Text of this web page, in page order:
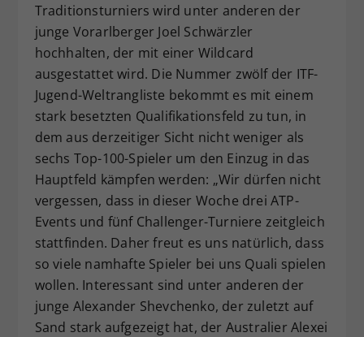
Traditionsturniers wird unter anderen der
junge Vorarlberger Joel Schwärzler
hochhalten, der mit einer Wildcard
ausgestattet wird. Die Nummer zwölf der ITF-
Jugend-Weltrangliste bekommt es mit einem
stark besetzten Qualifikationsfeld zu tun, in
dem aus derzeitiger Sicht nicht weniger als
sechs Top-100-Spieler um den Einzug in das
Hauptfeld kämpfen werden: „Wir dürfen nicht
vergessen, dass in dieser Woche drei ATP-
Events und fünf Challenger-Turniere zeitgleich
stattfinden. Daher freut es uns natürlich, dass
so viele namhafte Spieler bei uns Quali spielen
wollen. Interessant sind unter anderen der
junge Alexander Shevchenko, der zuletzt auf
Sand stark aufgezeigt hat, der Australier Alexei